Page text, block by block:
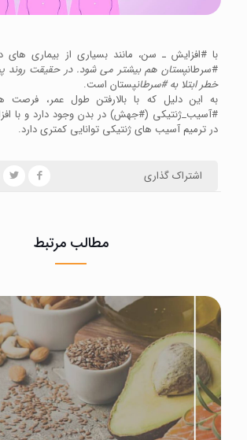
با #افزایش ـ سن، مانند بسیاری از بیماری های
#سرطانپستان هم بیشتر می شود. در حقیقت روند
خطر ابتلا به #سرطانپستان است.
به این دلیل که با بالارفتن طول عمر، فرصت
#آسیب_ژنتیکی (#جهش) در بدن وجود دارد و با
در ترمیم آسیب های ژنتیکی توانایی کمتری دارد.
اشتراک گذاری
مطالب مرتبط